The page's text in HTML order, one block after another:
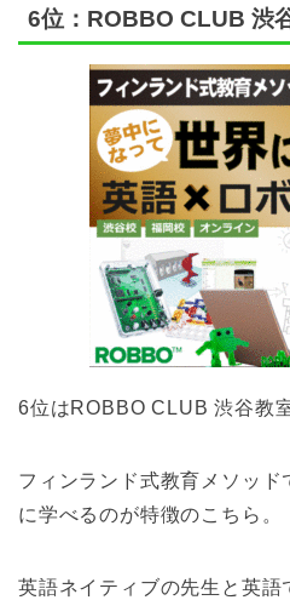
6位：ROBBO CLUB 渋
6位はROBBO CLUB 渋谷教
フィンランド式教育メソッ
に学べるのが特徴のこちら。
英語ネイティブの先生と英語